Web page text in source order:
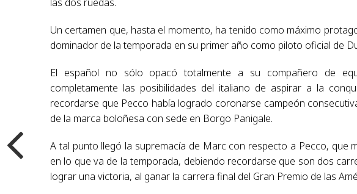
Un certamen que, hasta el momento, ha tenido como máximo
dominador de la temporada en su primer año como piloto oficial de
El español no sólo opacó totalmente a su compañero de
completamente las posibilidades del italiano de aspirar a la
recordarse que Pecco había logrado coronarse campeón
de la marca boloñesa con sede en Borgo Panigale.
A tal punto llegó la supremacía de Marc con respecto a Pecco, que
en lo que va de la temporada, debiendo recordarse que son dos
lograr una victoria, al ganar la carrera final del Gran Premio de las